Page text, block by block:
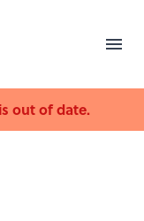
out of date.